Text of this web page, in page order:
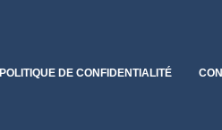
POLITIQUE DE CONFIDENTIALITÉ